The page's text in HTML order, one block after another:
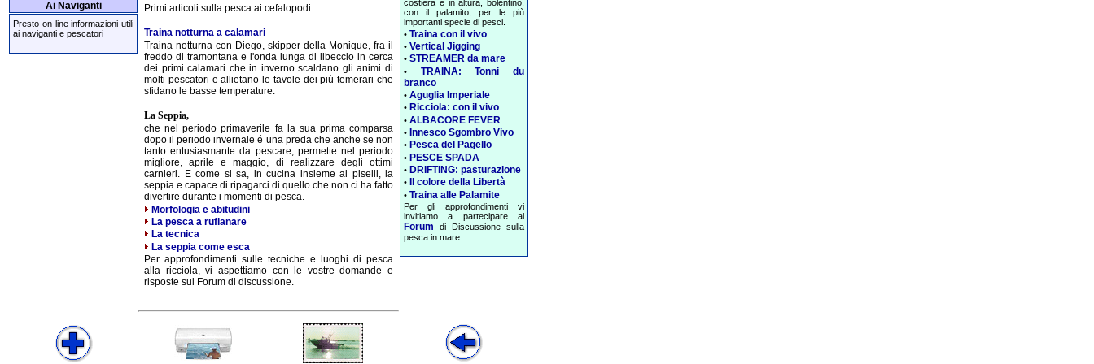
Ai Naviganti
Presto on line informazioni utili
ai naviganti e pescatori
Primi articoli sulla pesca ai cefalopodi.
Traina notturna a calamari
Traina notturna con Diego, skipper della Monique, fra il
freddo di tramontana e l'onda lunga di libeccio in cerca
dei primi calamari che in inverno scaldano gli animi di
molti pescatori e allietano le tavole dei più temerari che
sfidano le basse temperature.
La Seppia,
che nel periodo primaverile fa la sua prima comparsa
dopo il periodo invernale é una preda che anche se non
tanto entusiasmante da pescare, permette nel periodo
migliore, aprile e maggio, di realizzare degli ottimi
carnieri. E come si sa, in cucina insieme ai piselli, la
seppia e capace di ripagarci di quello che non ci ha fatto
divertire durante i momenti di pesca.
Morfologia e abitudini
La pesca a rufianare
La tecnica
La seppia come esca
Per approfondimenti sulle tecniche e luoghi di pesca
alla ricciola, vi aspettiamo con le vostre domande e
risposte sul Forum di discussione.
costiera e in altura, bolentino,
con il palamito, per le più
importanti specie di pesci.
• Traina con il vivo
• Vertical Jigging
• STREAMER da mare
• TRAINA: Tonni du
branco
• Aguglia Imperiale
• Ricciola: con il vivo
• ALBACORE FEVER
• Innesco Sgombro Vivo
• Pesca del Pagello
• PESCE SPADA
• DRIFTING: pasturazione
• Il colore della Libertà
• Traina alle Palamite
Per gli approfondimenti vi
invitiamo a partecipare al
Forum di Discussione sulla
pesca in mare.